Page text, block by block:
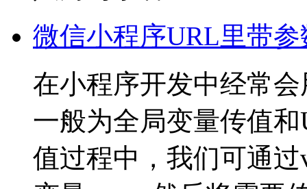
微信小程序URL里带
在小程序开发中经常
一般为全局变量传值
值过程中，我们可通过